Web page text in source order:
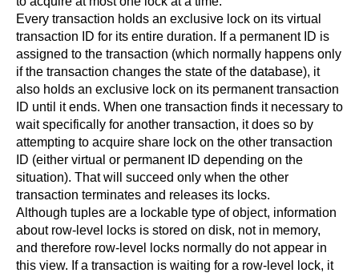
Every transaction holds an exclusive lock on its virtual
transaction ID for its entire duration. If a permanent ID is
assigned to the transaction (which normally happens only
if the transaction changes the state of the database), it
also holds an exclusive lock on its permanent transaction
ID until it ends. When one transaction finds it necessary to
wait specifically for another transaction, it does so by
attempting to acquire share lock on the other transaction
ID (either virtual or permanent ID depending on the
situation). That will succeed only when the other
transaction terminates and releases its locks.
Although tuples are a lockable type of object, information
about row-level locks is stored on disk, not in memory,
and therefore row-level locks normally do not appear in
this view. If a transaction is waiting for a row-level lock, it